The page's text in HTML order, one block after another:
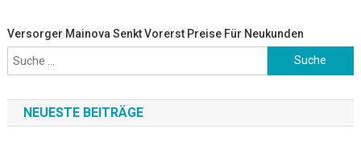
Versorger Mainova Senkt Vorerst Preise Für Neukunden
Suche
nach:
NEUESTE BEITRÄGE